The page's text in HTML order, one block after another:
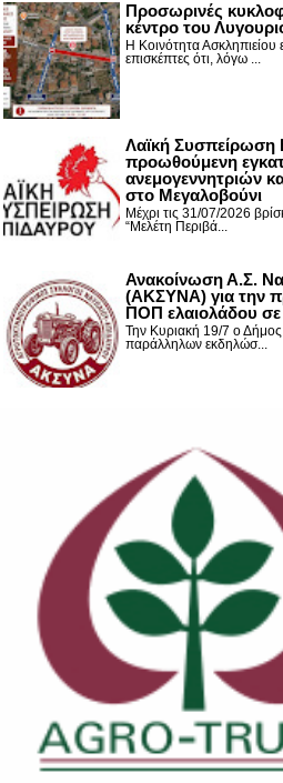
Προσωρινές
κέντρο του
Η Κοινότητα Ασκληπιείου
επισκέπτες ότι, λόγω ...
Λαϊκή Συσπείρωση
προωθούμενη
ανεμογεννητριών
στο Μεγαλοβούνι
Μέχρι τις 31/07/2026
“Μελέτη Περιβά...
Ανακοίνωση Α.Σ.
(ΑΚΣΥΝΑ) για την
ΠΟΠ ελαιολάδου
Την Κυριακή 19/7 ο
παράλληλων εκδηλώσ...